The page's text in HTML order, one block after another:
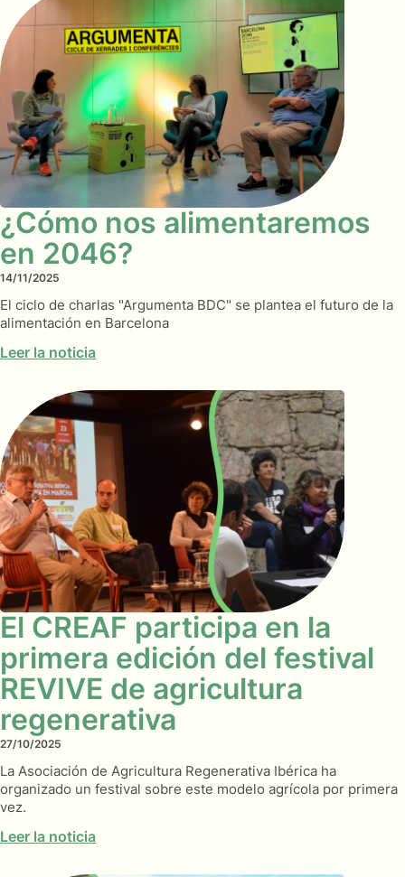
¿Cómo nos alimentaremos
en 2046?
14/11/2025
El ciclo de charlas "Argumenta BDC" se plantea el futuro de la
alimentación en Barcelona
Leer la noticia
El CREAF participa en la
primera edición del festival
REVIVE de agricultura
regenerativa
27/10/2025
La Asociación de Agricultura Regenerativa Ibérica ha
organizado un festival sobre este modelo agrícola por primera
vez.
Leer la noticia